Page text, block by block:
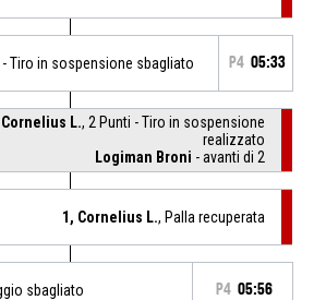
- Tiro in sospensione sbagliato P4 05:33
Cornelius L., 2 Punti - Tiro in sospensione
realizzato
Logiman Broni - avanti di 2
1, Cornelius L., Palla recuperata
sbagliato P4 05:56